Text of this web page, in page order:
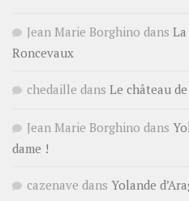
Jean Marie Borghino dans
Roncevaux
chedaille dans Le château
Jean Marie Borghino dans
dame !
cazenave dans Yolande